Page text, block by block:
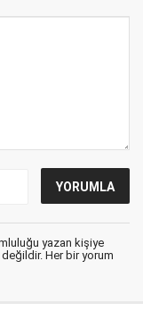
yazan kişiye
Her bir yorum